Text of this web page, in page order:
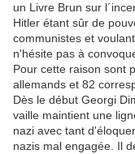
un Livre Brun sur
Hitler étant sûr de
communistes et
n'hésite pas à
Pour cette raison sont
allemands et 82
Dès le début Georgi
vaille maintient une
nazi avec tant
nazis mal engagée. Il